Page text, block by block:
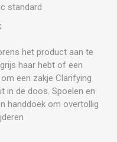
standard
het product aan te
haar hebt of een
een zakje Clarifying
in de doos. Spoelen en
handdoek om overtollig